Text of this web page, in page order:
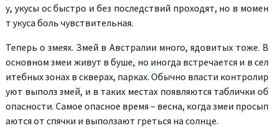
у, укусы ос быстро и без последствий проходят, но в момен
т укуса боль чувствительная.
Теперь о змеях. Змей в Австралии много, ядовитых тоже. В
основном змеи живут в буше, но иногда встречается и в сел
итебных зонах в скверах, парках. Обычно власти контролир
уют выполз змей, и в таких местах появляются таблички об
опасности. Самое опасное время – весна, когда змеи просып
аются от спячки и выползают греться на солнце.